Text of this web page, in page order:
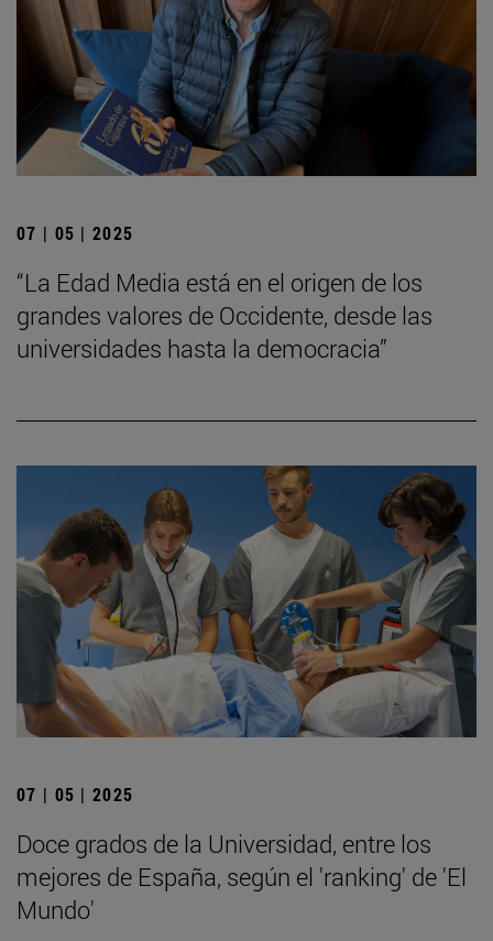
07 | 05 | 2025
“La Edad Media está en el origen de los
grandes valores de Occidente, desde las
universidades hasta la democracia”
07 | 05 | 2025
Doce grados de la Universidad, entre los
mejores de España, según el 'ranking' de 'El
Mundo'